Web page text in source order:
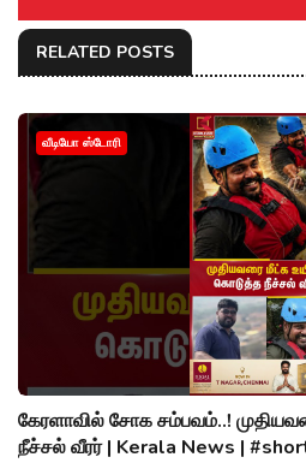
RELATED POSTS
வீடியோ ஸ்டோரி
கேரளாவில் சோக சம்பவம்..!
நீச்சல் வீரர் | Kerala News |